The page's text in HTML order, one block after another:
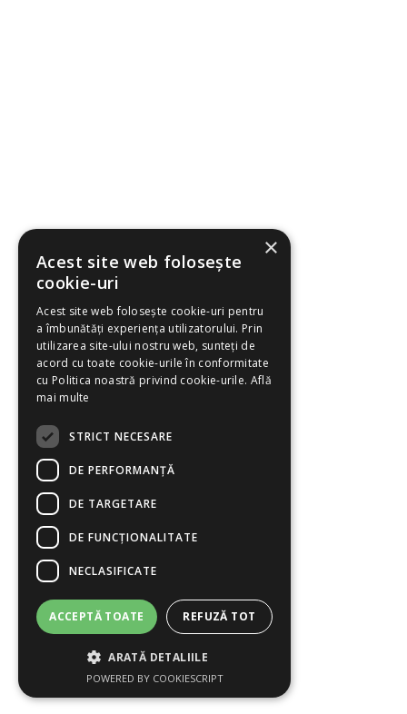
×
Acest site web folosește
cookie-uri
Acest site web folosește cookie-uri pentru
a îmbunătăți experiența utilizatorului. Prin
utilizarea site-ului nostru web, sunteți de
acord cu toate cookie-urile în conformitate
cu Politica noastră privind cookie-urile. Află
mai multe
STRICT NECESARE
DE PERFORMANȚĂ
DE TARGETARE
DE FUNCŢIONALITATE
NECLASIFICATE
ACCEPTĂ TOATE REFUZĂ TOT
ARATĂ DETALIILE
POWERED BY COOKIESCRIPT